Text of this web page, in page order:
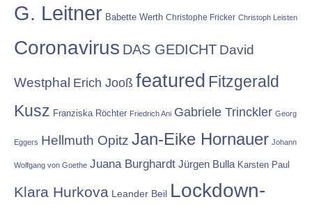
G. Leitner Babette Werth Christophe Fricker Christoph Leisten
Coronavirus DAS GEDICHT David
Westphal Erich Jooß featured Fitzgerald
Kusz Franziska Röchter Friedrich Ani Gabriele Trinckler Georg
Eggers Hellmuth Opitz Jan-Eike Hornauer Johann
Wolfgang von Goethe Juana Burghardt Jürgen Bulla Karsten Paul
Klara Hurkova Leander Beil Lockdown-